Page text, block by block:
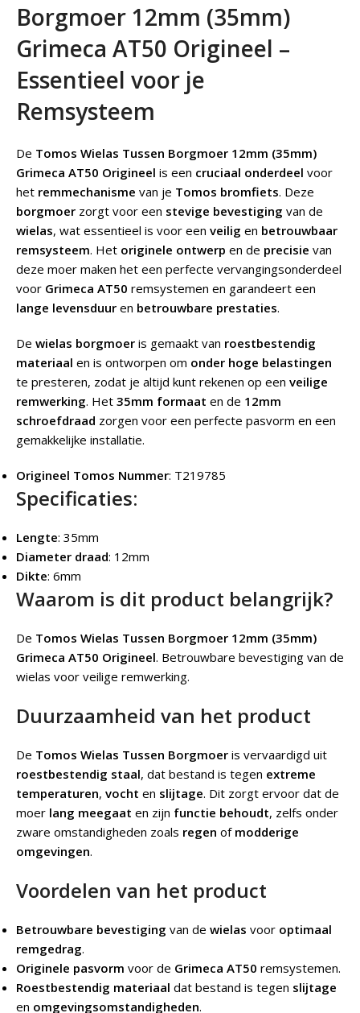
Borgmoer 12mm (35mm)
Grimeca AT50 Origineel –
Essentieel voor je
Remsysteem
De Tomos Wielas Tussen Borgmoer 12mm (35mm)
Grimeca AT50 Origineel is een cruciaal onderdeel voor
het remmechanisme van je Tomos bromfiets. Deze
borgmoer zorgt voor een stevige bevestiging van de
wielas, wat essentieel is voor een veilig en betrouwbaar
remsysteem. Het originele ontwerp en de precisie van
deze moer maken het een perfecte vervangingsonderdeel
voor Grimeca AT50 remsystemen en garandeert een
lange levensduur en betrouwbare prestaties.
De wielas borgmoer is gemaakt van roestbestendig
materiaal en is ontworpen om onder hoge belastingen
te presteren, zodat je altijd kunt rekenen op een veilige
remwerking. Het 35mm formaat en de 12mm
schroefdraad zorgen voor een perfecte pasvorm en een
gemakkelijke installatie.
Origineel Tomos Nummer: T219785
Specificaties:
Lengte: 35mm
Diameter draad: 12mm
Dikte: 6mm
Waarom is dit product belangrijk?
De Tomos Wielas Tussen Borgmoer 12mm (35mm)
Grimeca AT50 Origineel. Betrouwbare bevestiging van de
wielas voor veilige remwerking.
Duurzaamheid van het product
De Tomos Wielas Tussen Borgmoer is vervaardigd uit
roestbestendig staal, dat bestand is tegen extreme
temperaturen, vocht en slijtage. Dit zorgt ervoor dat de
moer lang meegaat en zijn functie behoudt, zelfs onder
zware omstandigheden zoals regen of modderige
omgevingen.
Voordelen van het product
Betrouwbare bevestiging van de wielas voor optimaal
remgedrag.
Originele pasvorm voor de Grimeca AT50 remsystemen.
Roestbestendig materiaal dat bestand is tegen slijtage
en omgevingsomstandigheden.